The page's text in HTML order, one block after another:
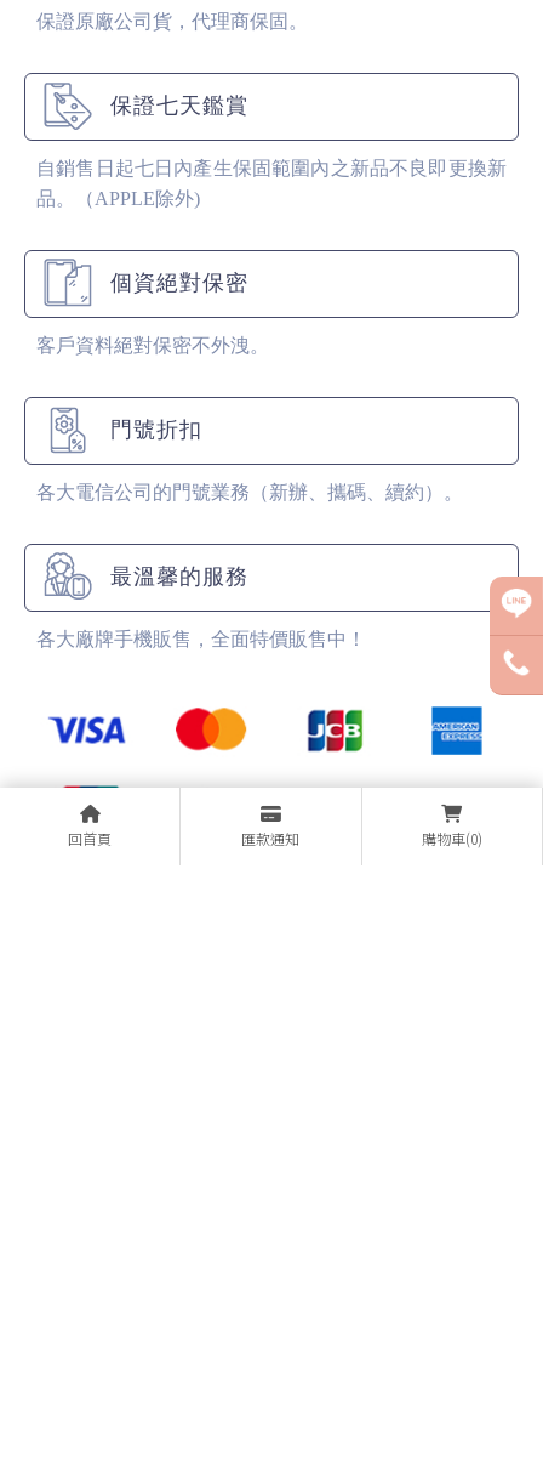
回首頁 匯款通知 購物車(0)
保證原廠公司貨，代理商保固。
保證七天鑑賞
自銷售日起七日內產生保固範圍內之新品不良即更換新
品。（APPLE除外)
個資絕對保密
客戶資料絕對保密不外洩。
門號折扣
各大電信公司的門號業務（新辦、攜碼、續約）。
最溫馨的服務
各大廠牌手機販售，全面特價販售中！